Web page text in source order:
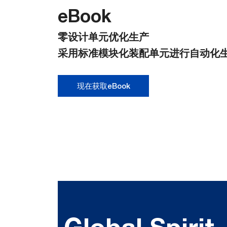
eBook
零设计单元优化生产
采用标准模块化装配单元进行自动化
现在获取eBook